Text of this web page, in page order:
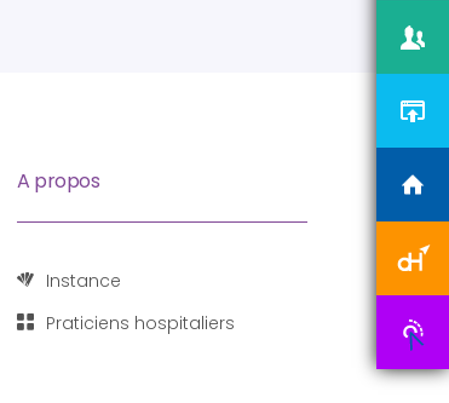
A propos
Instance
Praticiens hospitaliers